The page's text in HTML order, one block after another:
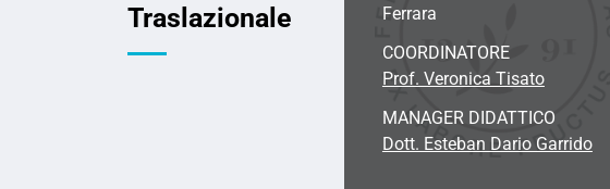
Traslazionale
Ferrara
COORDINATORE
Prof. Veronica Tisato
MANAGER DIDATTICO
Dott. Esteban Dario Garrido